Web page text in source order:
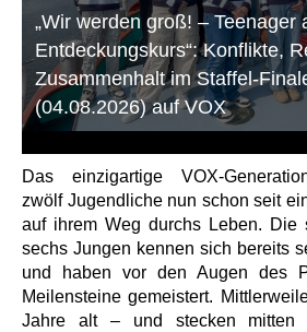
„Wir werden groß! – Teenager
Entdeckungskurs“: Konflikte,
Zusammenhalt im Staffel-
(04.08.2026) auf VOX
Das einzigartige VOX-
zwölf Jugendliche nun schon seit
auf ihrem Weg durchs Leben. Die
sechs Jungen kennen sich bereits
und haben vor den Augen des
Meilensteine gemeistert.
Jahre alt – und stecken mitten